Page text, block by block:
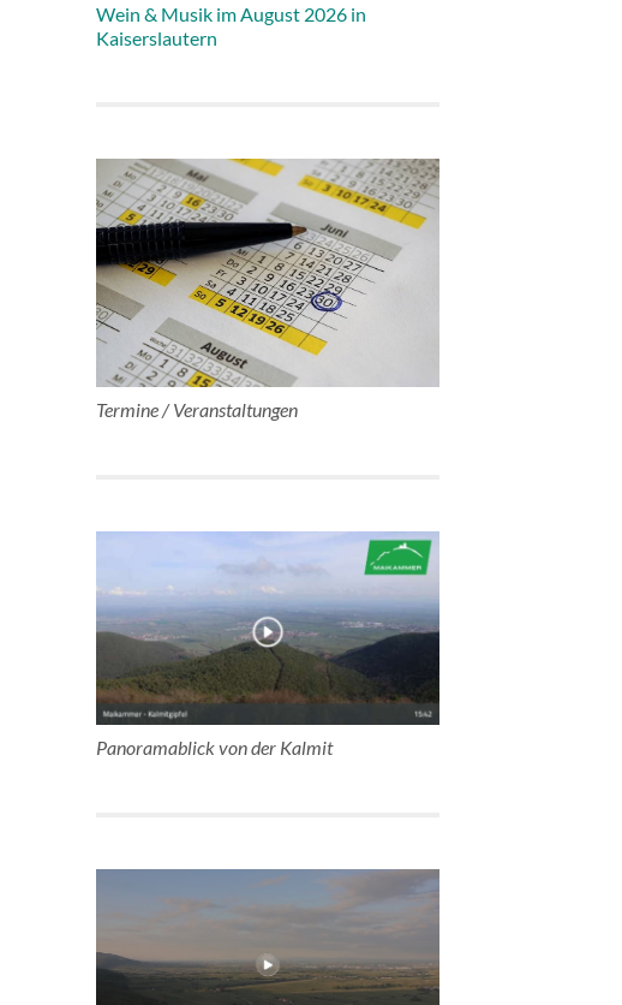
Wein & Musik im August 2026 in
Kaiserslautern
Termine / Veranstaltungen
Panoramablick von der Kalmit